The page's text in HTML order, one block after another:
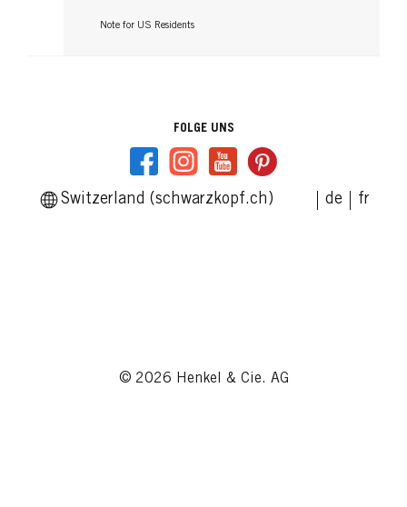
Note for US Residents
FOLGE UNS
Switzerland (schwarzkopf.ch) de fr
© 2026 Henkel & Cie. AG